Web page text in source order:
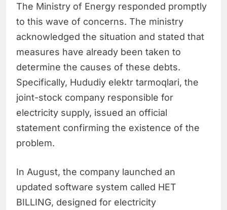
The Ministry of Energy responded promptly
to this wave of concerns. The ministry
acknowledged the situation and stated that
measures have already been taken to
determine the causes of these debts.
Specifically, Hududiy elektr tarmoqlari, the
joint-stock company responsible for
electricity supply, issued an official
statement confirming the existence of the
problem.
In August, the company launched an
updated software system called HET
BILLING, designed for electricity